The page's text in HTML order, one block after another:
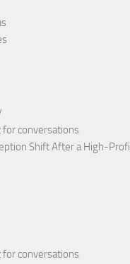
for conversations
Shift After a High-
for conversations